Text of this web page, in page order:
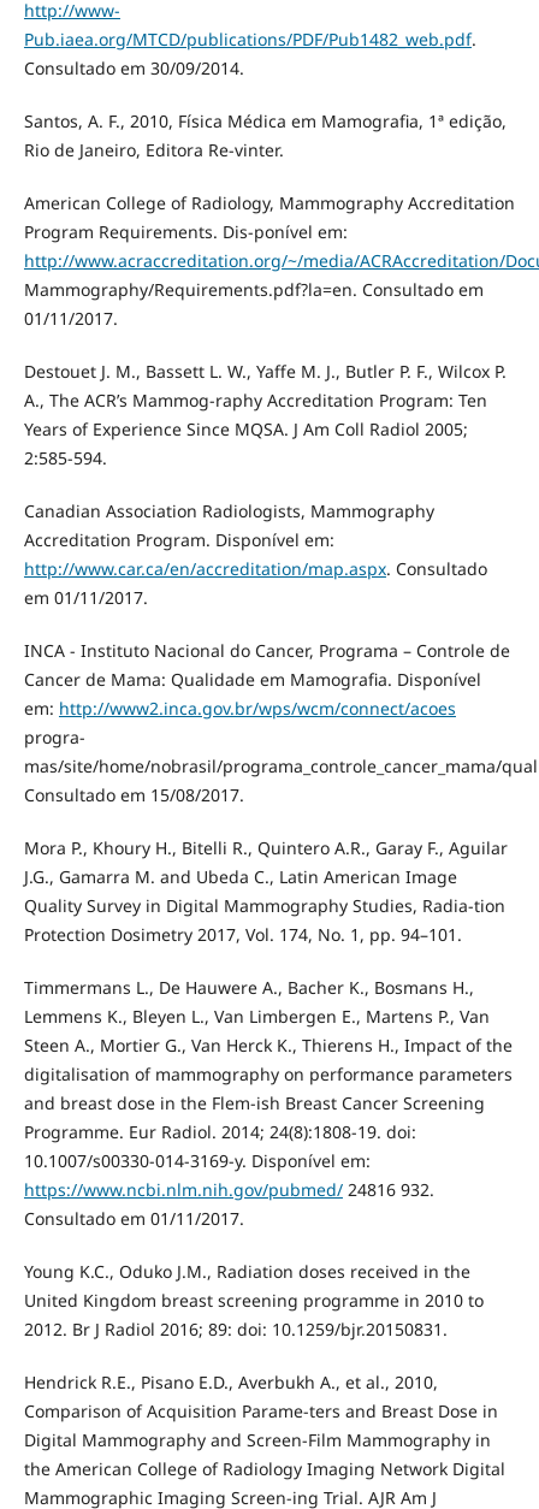
http://www-
Pub.iaea.org/MTCD/publications/PDF/Pub1482_web.pdf.
Consultado em 30/09/2014.
Santos, A. F., 2010, Física Médica em Mamografia, 1ª edição,
Rio de Janeiro, Editora Re-vinter.
American College of Radiology, Mammography Accreditation
Program Requirements. Dis-ponível em:
http://www.acraccreditation.org/~/media/ACRAccreditation/
Mammography/Requirements.pdf?la=en. Consultado em
01/11/2017.
Destouet J. M., Bassett L. W., Yaffe M. J., Butler P. F., Wilcox P.
A., The ACR’s Mammog-raphy Accreditation Program: Ten
Years of Experience Since MQSA. J Am Coll Radiol 2005;
2:585-594.
Canadian Association Radiologists, Mammography
Accreditation Program. Disponível em:
http://www.car.ca/en/accreditation/map.aspx. Consultado
em 01/11/2017.
INCA - Instituto Nacional do Cancer, Programa – Controle de
Cancer de Mama: Qualidade em Mamografia. Disponível
em: http://www2.inca.gov.br/wps/wcm/connect/acoes
progra-
mas/site/home/nobrasil/programa_controle_cancer_mama/
Consultado em 15/08/2017.
Mora P., Khoury H., Bitelli R., Quintero A.R., Garay F., Aguilar
J.G., Gamarra M. and Ubeda C., Latin American Image
Quality Survey in Digital Mammography Studies, Radia-tion
Protection Dosimetry 2017, Vol. 174, No. 1, pp. 94–101.
Timmermans L., De Hauwere A., Bacher K., Bosmans H.,
Lemmens K., Bleyen L., Van Limbergen E., Martens P., Van
Steen A., Mortier G., Van Herck K., Thierens H., Impact of the
digitalisation of mammography on performance parameters
and breast dose in the Flem-ish Breast Cancer Screening
Programme. Eur Radiol. 2014; 24(8):1808-19. doi:
10.1007/s00330-014-3169-y. Disponível em:
https://www.ncbi.nlm.nih.gov/pubmed/24816 932.
Consultado em 01/11/2017.
Young K.C., Oduko J.M., Radiation doses received in the
United Kingdom breast screening programme in 2010 to
2012. Br J Radiol 2016; 89: doi: 10.1259/bjr.20150831.
Hendrick R.E., Pisano E.D., Averbukh A., et al., 2010,
Comparison of Acquisition Parame-ters and Breast Dose in
Digital Mammography and Screen-Film Mammography in
the American College of Radiology Imaging Network Digital
Mammographic Imaging Screen-ing Trial. AJR Am J